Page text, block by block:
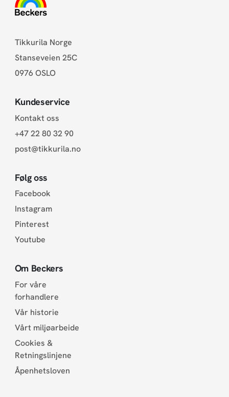
Tikkurila Norge
Stanseveien 25C
0976 OSLO
Kundeservice
Kontakt oss
+47 22 80 32 90
post@tikkurila.no
Følg oss
Facebook
Instagram
Pinterest
Youtube
Om Beckers
For våre
forhandlere
Vår historie
Vårt miljøarbeide
Cookies &
Retningslinjene
Åpenhetsloven